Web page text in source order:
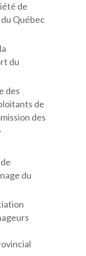
de
Québec
du
des
de
des
du